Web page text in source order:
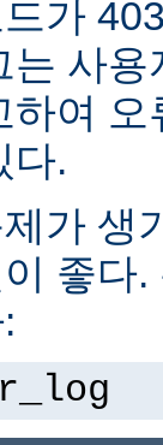
가
는 사
하여
다.
가 생
좋다